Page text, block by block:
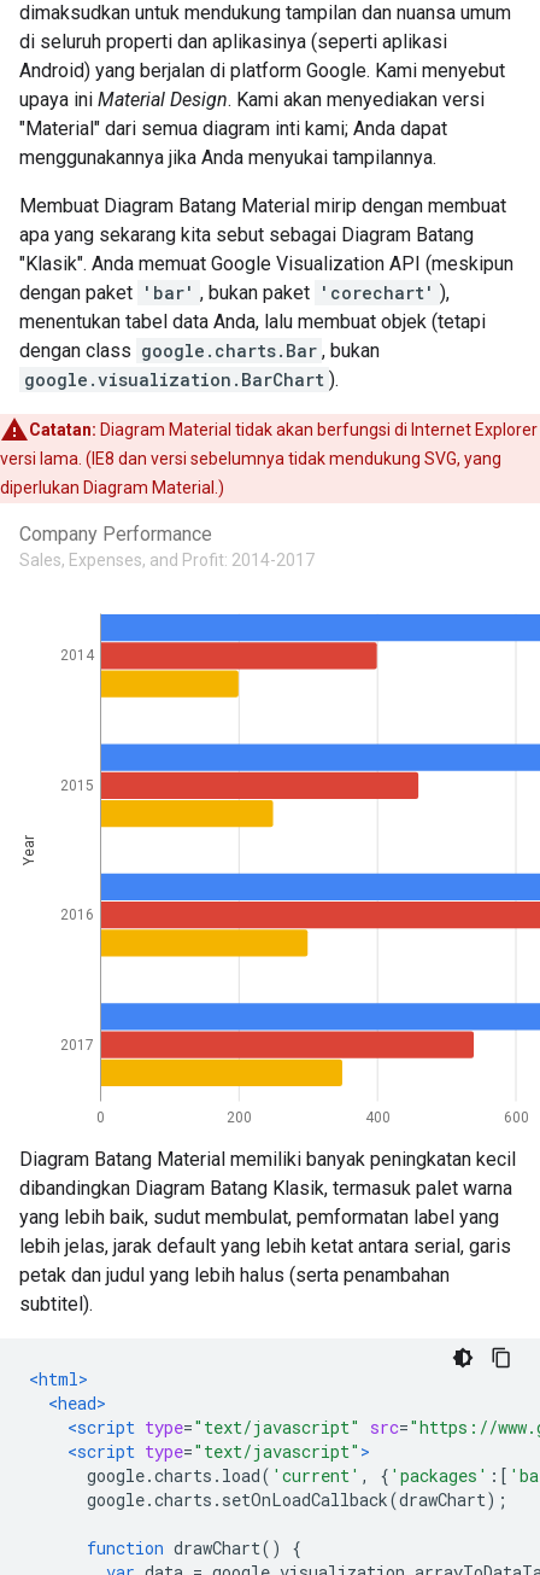
dimaksudkan untuk mendukung tampilan dan nuansa umum
di seluruh properti dan aplikasinya (seperti aplikasi
Android) yang berjalan di platform Google. Kami menyebut
upaya ini Material Design. Kami akan menyediakan versi
"Material" dari semua diagram inti kami; Anda dapat
menggunakannya jika Anda menyukai tampilannya.
Membuat Diagram Batang Material mirip dengan membuat
apa yang sekarang kita sebut sebagai Diagram Batang
"Klasik". Anda memuat Google Visualization API (meskipun
dengan paket 'bar' , bukan paket 'corechart' ),
menentukan tabel data Anda, lalu membuat objek (tetapi
dengan class google.charts.Bar , bukan
google.visualization.BarChart ).
Catatan: Diagram Material tidak akan berfungsi di Internet Explorer
versi lama. (IE8 dan versi sebelumnya tidak mendukung SVG, yang
diperlukan Diagram Material.)
Diagram Batang Material memiliki banyak peningkatan kecil
dibandingkan Diagram Batang Klasik, termasuk palet warna
yang lebih baik, sudut membulat, pemformatan label yang
lebih jelas, jarak default yang lebih ketat antara serial, garis
petak dan judul yang lebih halus (serta penambahan
subtitel).
<html>
<head>
<script type="text/javascript" src="https://
<script type="text/javascript" >
google.charts . load( 'current' , { 'packages' :[
google.charts . setOnLoadCallback(drawChart);
function drawChart()
{